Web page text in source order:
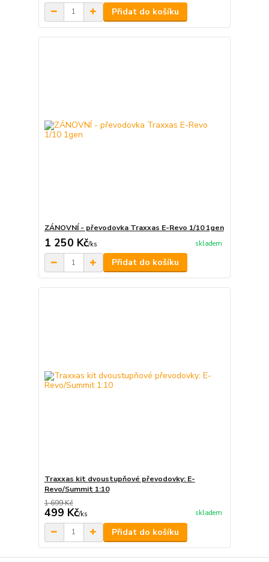
Přidat do košíku
ZÁNOVNÍ - převodovka Traxxas E-Revo 1/10 1gen
1 250 Kč/ks skladem
Přidat do košíku
Traxxas kit dvoustupňové převodovky: E-
Revo/Summit 1:10
1 699 Kč
499 Kč/ks skladem
Přidat do košíku